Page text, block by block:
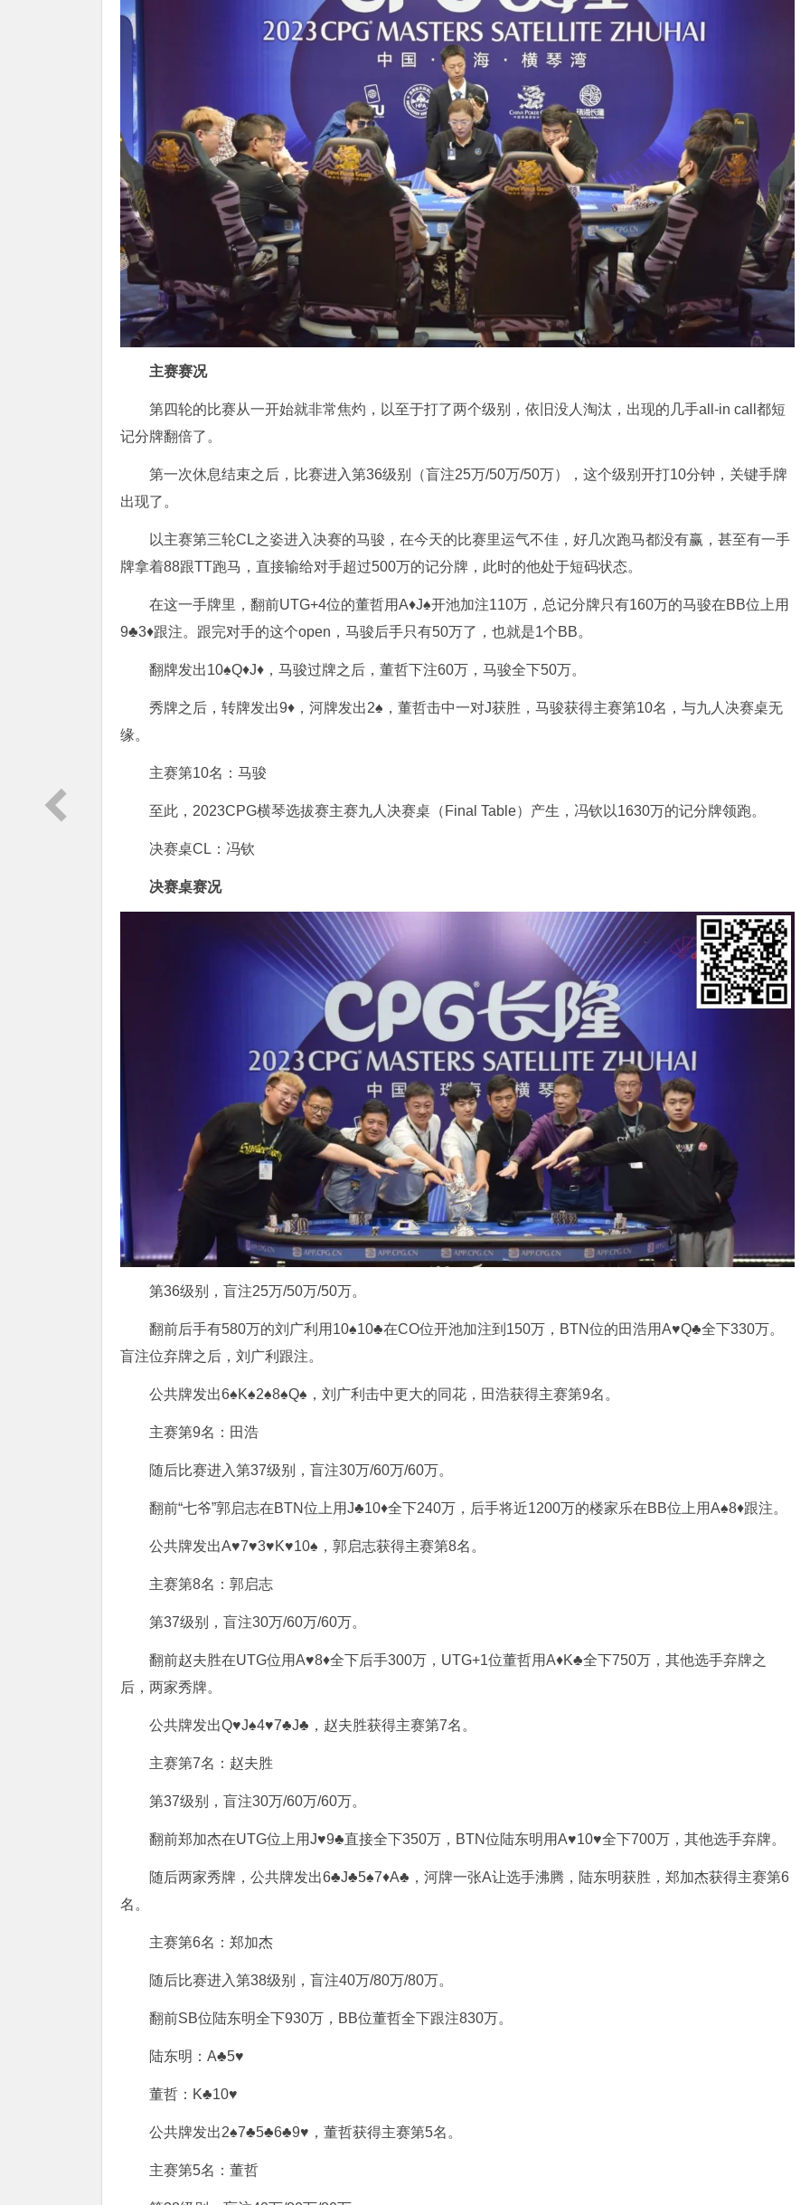
主赛赛况
第四轮的比赛从一开始就非常焦灼，以至于打了两个级别，依旧没人淘汰，出现的几手all-in call都短
记分牌翻倍了。
第一次休息结束之后，比赛进入第36级别（盲注25万/50万/50万），这个级别开打10分钟，关键手牌
出现了。
以主赛第三轮CL之姿进入决赛的马骏，在今天的比赛里运气不佳，好几次跑马都没有赢，甚至有一手
牌拿着88跟TT跑马，直接输给对手超过500万的记分牌，此时的他处于短码状态。
在这一手牌里，翻前UTG+4位的董哲用A♦J♠开池加注110万，总记分牌只有160万的马骏在BB位上用
9♣3♦跟注。跟完对手的这个open，马骏后手只有50万了，也就是1个BB。
翻牌发出10♠Q♦J♦，马骏过牌之后，董哲下注60万，马骏全下50万。
秀牌之后，转牌发出9♦，河牌发出2♠，董哲击中一对J获胜，马骏获得主赛第10名，与九人决赛桌无
缘。
主赛第10名：马骏
至此，2023CPG横琴选拔赛主赛九人决赛桌（Final Table）产生，冯钦以1630万的记分牌领跑。
决赛桌CL：冯钦
决赛桌赛况
第36级别，盲注25万/50万/50万。
翻前后手有580万的刘广利用10♠10♣在CO位开池加注到150万，BTN位的田浩用A♥Q♣全下330万。
盲注位弃牌之后，刘广利跟注。
公共牌发出6♠K♠2♠8♠Q♠，刘广利击中更大的同花，田浩获得主赛第9名。
主赛第9名：田浩
随后比赛进入第37级别，盲注30万/60万/60万。
翻前“七爷”郭启志在BTN位上用J♣10♦全下240万，后手将近1200万的楼家乐在BB位上用A♠8♦跟注。
公共牌发出A♥7♥3♥K♥10♠，郭启志获得主赛第8名。
主赛第8名：郭启志
第37级别，盲注30万/60万/60万。
翻前赵夫胜在UTG位用A♥8♦全下后手300万，UTG+1位董哲用A♦K♣全下750万，其他选手弃牌之
后，两家秀牌。
公共牌发出Q♥J♠4♥7♣J♣，赵夫胜获得主赛第7名。
主赛第7名：赵夫胜
第37级别，盲注30万/60万/60万。
翻前郑加杰在UTG位上用J♥9♣直接全下350万，BTN位陆东明用A♥10♥全下700万，其他选手弃牌。
随后两家秀牌，公共牌发出6♣J♣5♠7♦A♣，河牌一张A让选手沸腾，陆东明获胜，郑加杰获得主赛第6
名。
主赛第6名：郑加杰
随后比赛进入第38级别，盲注40万/80万/80万。
翻前SB位陆东明全下930万，BB位董哲全下跟注830万。
陆东明：A♣5♥
董哲：K♣10♥
公共牌发出2♠7♣5♣6♣9♥，董哲获得主赛第5名。
主赛第5名：董哲